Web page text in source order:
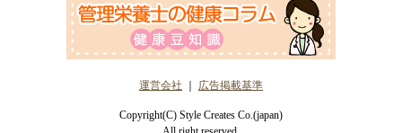
運営会社 広告掲載基準
Copyright(C) Style Creates Co.(japan)